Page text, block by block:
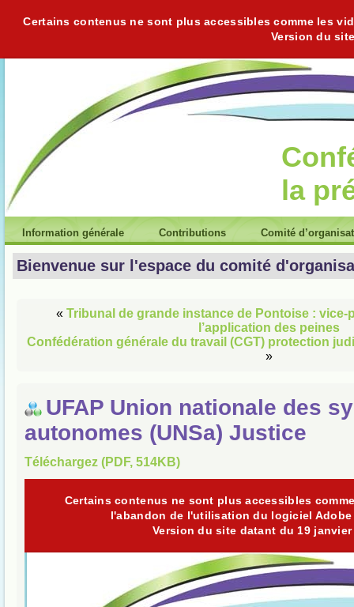
Certains contenus ne sont plus accessibles comme les
Version du
la
Information générale Contributions Comité
Bienvenue sur l'espace du comité
« Tribunal de grande instance de Pontoise : vice-
l’application des peines
Confédération générale du travail (CGT) protection
»
UFAP Union nationale des
autonomes (UNSa) Justice
Téléchargez (PDF, 514KB)